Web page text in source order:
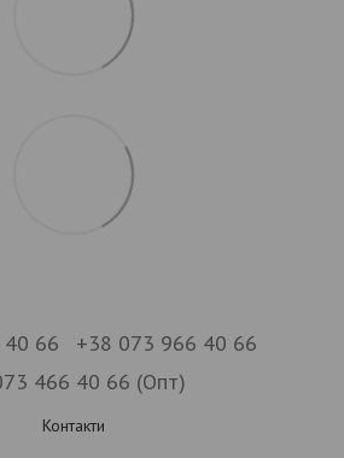
66
+38 073 966 40 66
466 40 66 (Опт)
Контакти